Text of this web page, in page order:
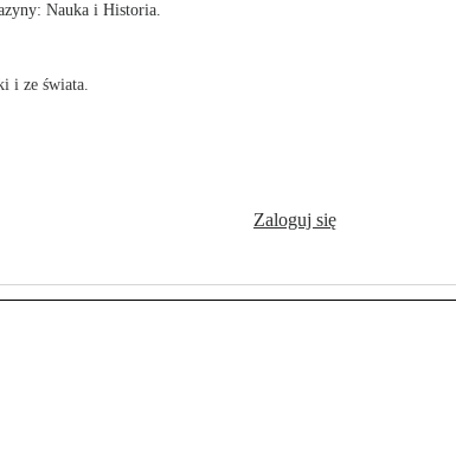
Nauka i Historia.
i ze świata.
Zaloguj się